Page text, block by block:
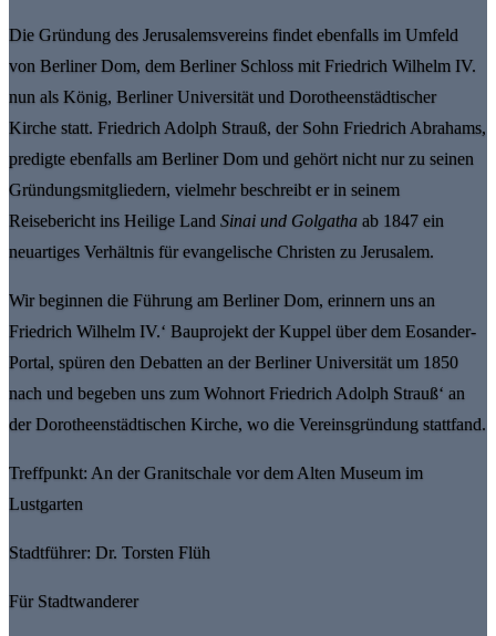
Die Gründung des Jerusalemsvereins findet ebenfalls im Umfeld
von Berliner Dom, dem Berliner Schloss mit Friedrich Wilhelm IV.
nun als König, Berliner Universität und Dorotheenstädtischer
Kirche statt. Friedrich Adolph Strauß, der Sohn Friedrich Abrahams,
predigte ebenfalls am Berliner Dom und gehört nicht nur zu seinen
Gründungsmitgliedern, vielmehr beschreibt er in seinem
Reisebericht ins Heilige Land Sinai und Golgatha ab 1847 ein
neuartiges Verhältnis für evangelische Christen zu Jerusalem.
Wir beginnen die Führung am Berliner Dom, erinnern uns an
Friedrich Wilhelm IV.‘ Bauprojekt der Kuppel über dem Eosander-
Portal, spüren den Debatten an der Berliner Universität um 1850
nach und begeben uns zum Wohnort Friedrich Adolph Strauß‘ an
der Dorotheenstädtischen Kirche, wo die Vereinsgründung stattfand.
Treffpunkt: An der Granitschale vor dem Alten Museum im
Lustgarten
Stadtführer: Dr. Torsten Flüh
Für Stadtwanderer